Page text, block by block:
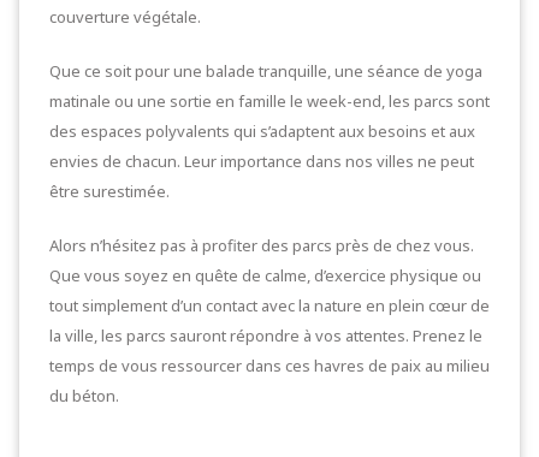
couverture végétale.
Que ce soit pour une balade tranquille, une séance de yoga
matinale ou une sortie en famille le week-end, les parcs sont
des espaces polyvalents qui s’adaptent aux besoins et aux
envies de chacun. Leur importance dans nos villes ne peut
être surestimée.
Alors n’hésitez pas à profiter des parcs près de chez vous.
Que vous soyez en quête de calme, d’exercice physique ou
tout simplement d’un contact avec la nature en plein cœur de
la ville, les parcs sauront répondre à vos attentes. Prenez le
temps de vous ressourcer dans ces havres de paix au milieu
du béton.